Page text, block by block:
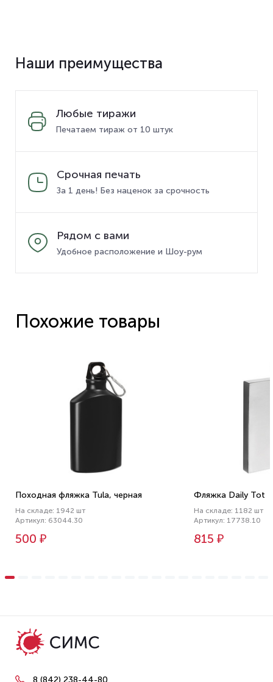
Наши преимущества
Любые тиражи
Печатаем тираж от 10 штук
Срочная печать
За 1 день! Без наценок за срочность
Рядом с вами
Удобное расположение и Шоу-рум
Похожие товары
Походная фляжка Tula, черная
На складе: 1942 шт
Артикул: 63044.30
500 ₽
Фляжка Daily Tot
На складе: 1182 шт
Артикул: 17738.10
815 ₽
8 (842) 238-44-80